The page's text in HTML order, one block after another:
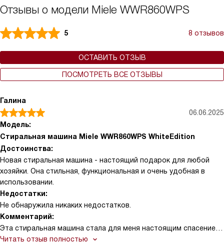
Отзывы о модели Miele WWR860WPS
5 8 отзывов
ОСТАВИТЬ ОТЗЫВ
ПОСМОТРЕТЬ ВСЕ ОТЗЫВЫ
Галина
06.06.2025
Модель:
Стиральная машина Miele WWR860WPS WhiteEdition
Достоинства:
Новая стиральная машина - настоящий подарок для любой
хозяйки. Она стильная, функциональная и очень удобная в
использовании.
Недостатки:
Не обнаружила никаких недостатков.
Комментарий:
Эта стиральная машина стала для меня настоящим спасением.
У меня большая семья, и стирка занимает значительную часть
Читать отзыв полностью